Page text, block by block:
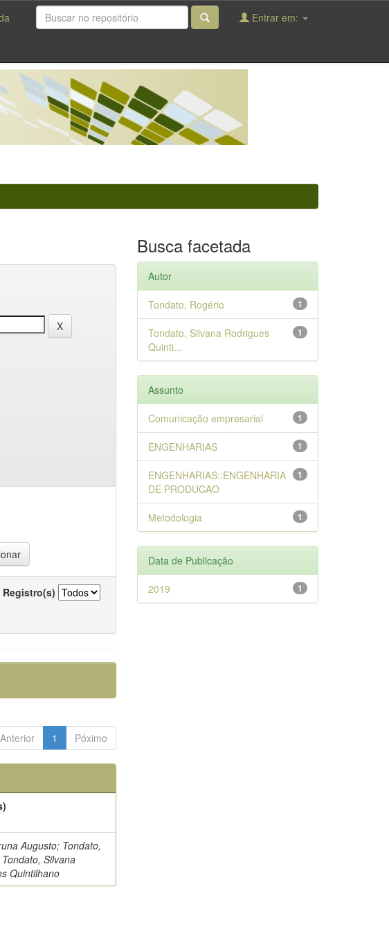
Entrar em:
Registro(s)
Anterior 1 Póximo
Augusto; Tondato,
Silvana
Quintilhano
Busca facetada
Autor
1
Tondato, Rogério
1
Tondato, Silvana Rodrigues
Quinti...
Assunto
1
Comunicação empresarial
1
ENGENHARIAS
1
ENGENHARIAS::ENGENHARIA
DE PRODUCAO
1
Metodologia
Data de Publicação
1
2019